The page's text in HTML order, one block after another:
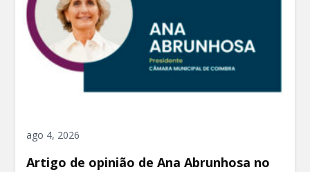
ago 4, 2026
Artigo de opinião de Ana Abrunhosa no